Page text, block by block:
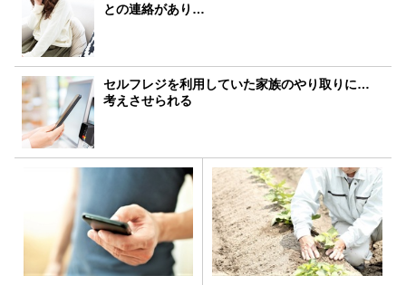
との連絡があり…
セルフレジを利用していた家族のやり取りに…
考えさせられる